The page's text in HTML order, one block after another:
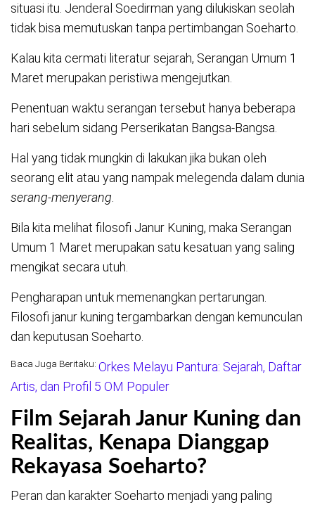
situasi itu. Jenderal Soedirman yang dilukiskan seolah
tidak bisa memutuskan tanpa pertimbangan Soeharto.
Kalau kita cermati literatur sejarah, Serangan Umum 1
Maret merupakan peristiwa mengejutkan.
Penentuan waktu serangan tersebut hanya beberapa
hari sebelum sidang Perserikatan Bangsa-Bangsa.
Hal yang tidak mungkin di lakukan jika bukan oleh
seorang elit atau yang nampak melegenda dalam dunia
serang-menyerang.
Bila kita melihat filosofi Janur Kuning, maka Serangan
Umum 1 Maret merupakan satu kesatuan yang saling
mengikat secara utuh.
Pengharapan untuk memenangkan pertarungan.
Filosofi janur kuning tergambarkan dengan kemunculan
dan keputusan Soeharto.
Baca Juga Beritaku: Orkes Melayu Pantura: Sejarah, Daftar
Artis, dan Profil 5 OM Populer
Film Sejarah Janur Kuning dan
Realitas, Kenapa Dianggap
Rekayasa Soeharto?
Peran dan karakter Soeharto menjadi yang paling